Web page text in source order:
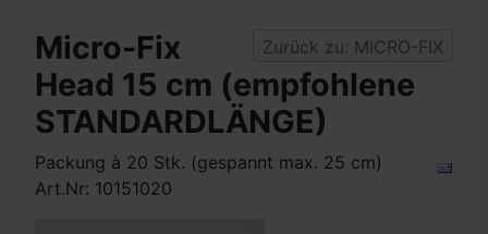
Zurück zu: MICRO-FIX
Micro-Fix
Head 15 cm (empfohlene
STANDARDLÄNGE)
Packung à 20 Stk. (gespannt max. 25 cm)
Art.Nr: 10151020